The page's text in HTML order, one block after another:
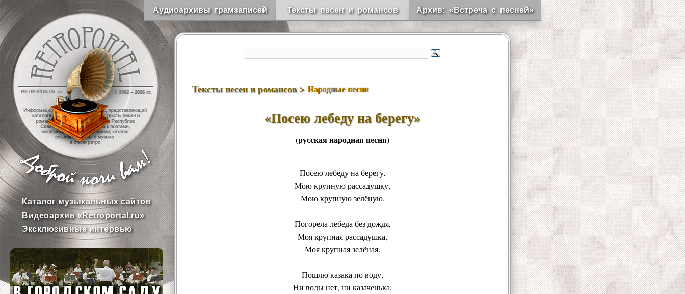
Аудиоархивы грамзаписей Тексты песен и романсов Архив: «Встреча с песней»
RETROPORTAL.ru © 2002 – 2026 гг.
Каталог музыкальных сайтов
Видеоархив «Retroportal.ru»
Эксклюзивные интервью
Тексты песен и романсов > Народные песни
«Посею лебеду на берегу»
(русская народная песня)
Посею лебеду на берегу,
Мою крупную рассадушку,
Мою крупную зелёную.
Погорела лебеда без дождя,
Моя крупная рассадушка,
Моя крупная зелёная.
Пошлю казака по воду,
Ни воды нет, ни казаченька,